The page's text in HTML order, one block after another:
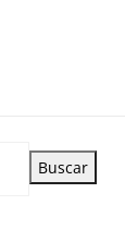
Buscar